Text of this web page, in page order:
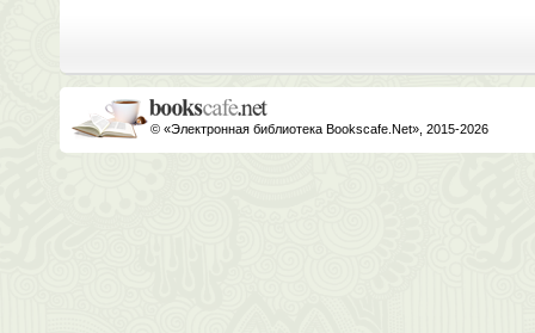
© «Электронная библиотека Bookscafe.Net», 2015-2026